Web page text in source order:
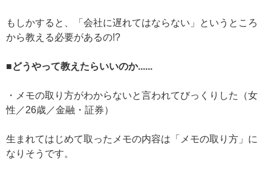
もしかすると、「会社に遅れてはならない」というところ
から教える必要があるの!?
■どうやって教えたらいいのか......
・メモの取り方がわからないと言われてびっくりした（女
性／26歳／金融・証券）
生まれてはじめて取ったメモの内容は「メモの取り方」に
なりそうです。